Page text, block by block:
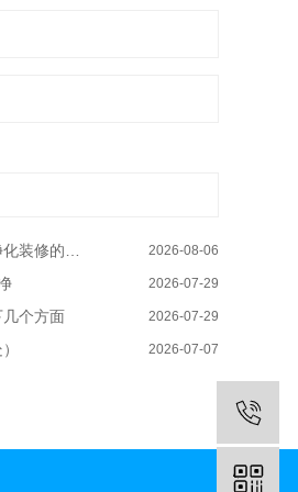
些–华川洁净 2026-08-06
2026-07-29
个方面 2026-07-29
2026-07-07